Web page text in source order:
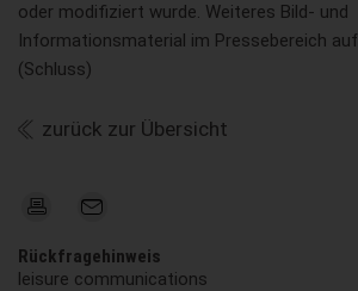
oder modifiziert wurde. Weiteres Bild- und
Informationsmaterial im Pressebereich auf
(Schluss)
zurück zur Übersicht
Rückfragehinweis
leisure communications